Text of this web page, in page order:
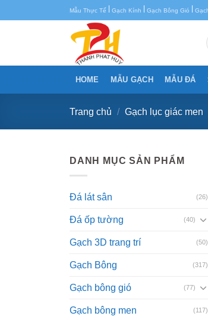
đến
Mẫu Thực Tế | Gạch Kính | Gạch Bông Gió |
HOME MẪU GẠCH MẪU ĐÁ
Trang chủ / Gạch lục giác men
DANH MỤC SẢN PHẨM
Đá lát sân (26)
Đá ốp tường (40)
Gạch 3D trang trí (50)
Gạch Bông (317)
Gạch bông gió (77)
Gạch bông men (117)